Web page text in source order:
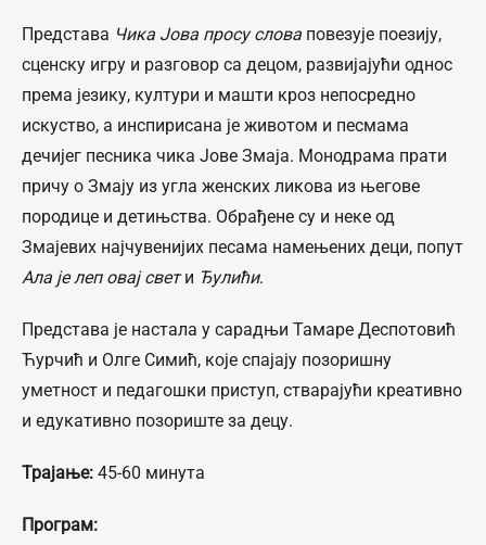
Представа Чика Јова просу слова повезује поезију,
сценску игру и разговор са децом, развијајући однос
према језику, култури и машти кроз непосредно
искуство, а инспирисана је животом и песмама
дечијег песника чика Јове Змаја. Монодрама прати
причу о Змају из угла женских ликова из његове
породице и детињства. Обрађене су и неке од
Змајевих најчувенијих песама намењених деци, попут
Ала је леп овај свети Ђулићи.
Представа је настала у сарадњи Тамаре Деспотовић
Ћурчић и Олге Симић, које спајају позоришну
уметност и педагошки приступ, стварајући креативно
и едукативно позориште за децу.
Трајање: 45-60 минута
Програм: